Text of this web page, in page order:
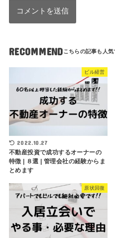
RECOMMEND
ビル経営
2022.10.27
不動産投資で成功するオーナーの
特徴 | ８選 | 管理会社の経験からま
とめます
原状回復